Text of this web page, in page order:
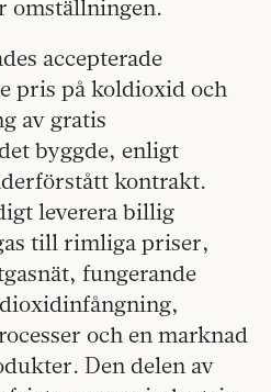
omställningen.
accepterade
pris på koldioxid och
av gratis
byggde, enligt
kontrakt.
leverera billig
till rimliga priser,
fungerande
och en marknad
Den delen av